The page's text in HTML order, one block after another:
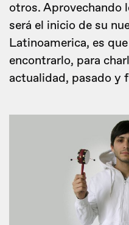
otros. Aprovechando
será el inicio de su
Latinoamerica, es
encontrarlo, para
actualidad, pasado y